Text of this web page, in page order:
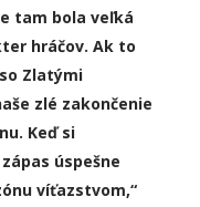
tam bola veľká
hráčov. Ak to
Zlatými
zlé zakončenie
Keď si
úspešne
víťazstvom,“